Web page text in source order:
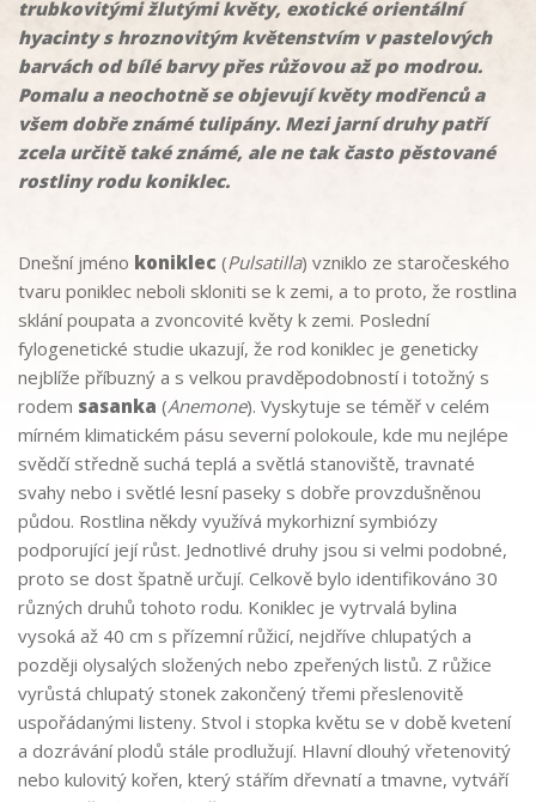
trubkovitými žlutými květy, exotické orientální
hyacinty s hroznovitým květenstvím v pastelových
barvách od bílé barvy přes růžovou až po modrou.
Pomalu a neochotně se objevují květy modřenců a
všem dobře známé tulipány. Mezi jarní druhy patří
zcela určitě také známé, ale ne tak často pěstované
rostliny rodu koniklec.
Dnešní jméno koniklec (Pulsatilla) vzniklo ze staročeského
tvaru poniklec neboli skloniti se k zemi, a to proto, že rostlina
sklání poupata a zvoncovité květy k zemi. Poslední
fylogenetické studie ukazují, že rod koniklec je geneticky
nejblíže příbuzný a s velkou pravděpodobností i totožný s
rodem sasanka (Anemone). Vyskytuje se téměř v celém
mírném klimatickém pásu severní polokoule, kde mu nejlépe
svědčí středně suchá teplá a světlá stanoviště, travnaté
svahy nebo i světlé lesní paseky s dobře provzdušněnou
půdou. Rostlina někdy využívá mykorhizní symbiózy
podporující její růst. Jednotlivé druhy jsou si velmi podobné,
proto se dost špatně určují. Celkově bylo identifikováno 30
různých druhů tohoto rodu. Koniklec je vytrvalá bylina
vysoká až 40 cm s přízemní růžicí, nejdříve chlupatých a
později olysalých složených nebo zpeřených listů. Z růžice
vyrůstá chlupatý stonek zakončený třemi přeslenovitě
uspořádanými listeny. Stvol i stopka květu se v době kvetení
a dozrávání plodů stále prodlužují. Hlavní dlouhý vřetenovitý
nebo kulovitý kořen, který stářím dřevnatí a tmavne, vytváří